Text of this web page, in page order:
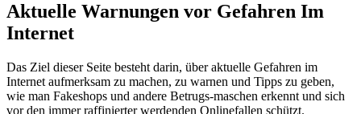
Aktuelle Warnungen vor Gefahren Im
Internet
Das Ziel dieser Seite besteht darin, über aktuelle Gefahren im
Internet aufmerksam zu machen, zu warnen und Tipps zu geben,
wie man Fakeshops und andere Betrugs-maschen erkennt und sich
vor den immer raffinierter werdenden Onlinefallen schützt.